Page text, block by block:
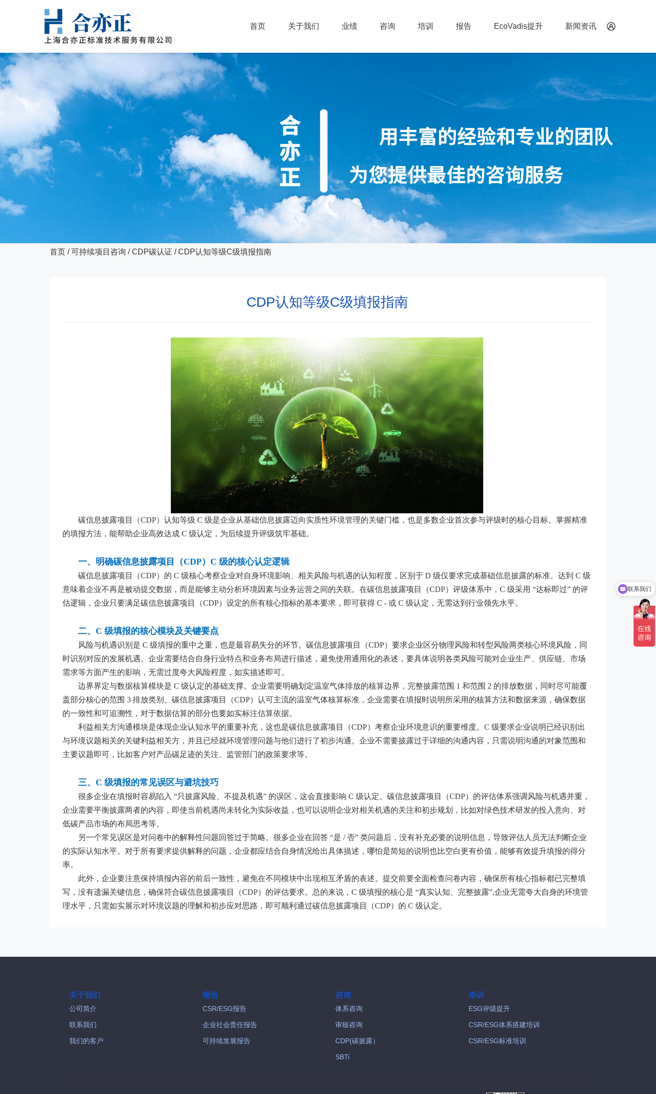
首页 关于我们 业绩 咨询 培训 报告 EcoVadis提升 新闻资讯
首页 /可持续项目咨询 /CDP碳认证 /CDP认知等级C级填报指南
CDP认知等级C级填报指南
碳信息披露项目（CDP）认知等级 C 级是企业从基础信息披露迈向实质性环境管理的关键门槛，也是多数企业首次参与评级时的核心目标。掌握精准
的填报方法，能帮助企业高效达成 C 级认定，为后续提升评级筑牢基础。
一、明确碳信息披露项目（CDP）C 级的核心认定逻辑
碳信息披露项目（CDP）的 C 级核心考察企业对自身环境影响、相关风险与机遇的认知程度，区别于 D 级仅要求完成基础信息披露的标准。达到 C 级
意味着企业不再是被动提交数据，而是能够主动分析环境因素与业务运营之间的关联。在碳信息披露项目（CDP）评级体系中，C 级采用 “达标即过” 的评
估逻辑，企业只要满足碳信息披露项目（CDP）设定的所有核心指标的基本要求，即可获得 C - 或 C 级认定，无需达到行业领先水平。
二、C 级填报的核心模块及关键要点
风险与机遇识别是 C 级填报的重中之重，也是最容易失分的环节。碳信息披露项目（CDP）要求企业区分物理风险和转型风险两类核心环境风险，同
时识别对应的发展机遇。企业需要结合自身行业特点和业务布局进行描述，避免使用通用化的表述，要具体说明各类风险可能对企业生产、供应链、市场
需求等方面产生的影响，无需过度夸大风险程度，如实描述即可。
边界界定与数据核算模块是 C 级认定的基础支撑。企业需要明确划定温室气体排放的核算边界，完整披露范围 1 和范围 2 的排放数据，同时尽可能覆
盖部分核心的范围 3 排放类别。碳信息披露项目（CDP）认可主流的温室气体核算标准，企业需要在填报时说明所采用的核算方法和数据来源，确保数据
的一致性和可追溯性，对于数据估算的部分也要如实标注估算依据。
利益相关方沟通模块是体现企业认知水平的重要补充，这也是碳信息披露项目（CDP）考察企业环境意识的重要维度。C 级要求企业说明已经识别出
与环境议题相关的关键利益相关方，并且已经就环境管理问题与他们进行了初步沟通。企业不需要披露过于详细的沟通内容，只需说明沟通的对象范围和
主要议题即可，比如客户对产品碳足迹的关注、监管部门的政策要求等。
三、C 级填报的常见误区与避坑技巧
很多企业在填报时容易陷入 “只披露风险、不提及机遇” 的误区，这会直接影响 C 级认定。碳信息披露项目（CDP）的评估体系强调风险与机遇并重，
企业需要平衡披露两者的内容，即使当前机遇尚未转化为实际收益，也可以说明企业对相关机遇的关注和初步规划，比如对绿色技术研发的投入意向、对
低碳产品市场的布局思考等。
另一个常见误区是对问卷中的解释性问题回答过于简略。很多企业在回答 “是 / 否” 类问题后，没有补充必要的说明信息，导致评估人员无法判断企业
的实际认知水平。对于所有要求提供解释的问题，企业都应结合自身情况给出具体描述，哪怕是简短的说明也比空白更有价值，能够有效提升填报的得分
率。
此外，企业要注意保持填报内容的前后一致性，避免在不同模块中出现相互矛盾的表述。提交前要全面检查问卷内容，确保所有核心指标都已完整填
写，没有遗漏关键信息，确保符合碳信息披露项目（CDP）的评估要求。总的来说，C 级填报的核心是 “真实认知、完整披露”,企业无需夸大自身的环境管
理水平，只需如实展示对环境议题的理解和初步应对思路，即可顺利通过碳信息披露项目（CDP）的 C 级认定。
关于我们
公司简介
联系我们
我们的客户
报告
CSR/ESG报告
企业社会责任报告
可持续发展报告
咨询
体系咨询
审核咨询
CDP(碳披露）
SBTi
培训
ESG评级提升
CSR/ESG体系搭建培训
CSR/ESG标准培训
联系我们